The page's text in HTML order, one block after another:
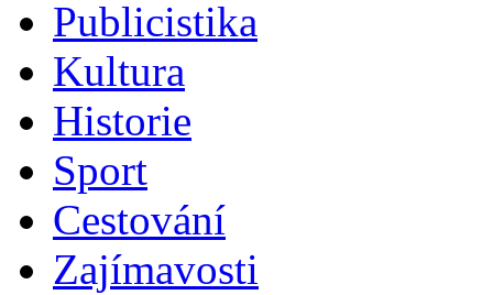
Publicistika
Kultura
Historie
Sport
Cestování
Zajímavosti